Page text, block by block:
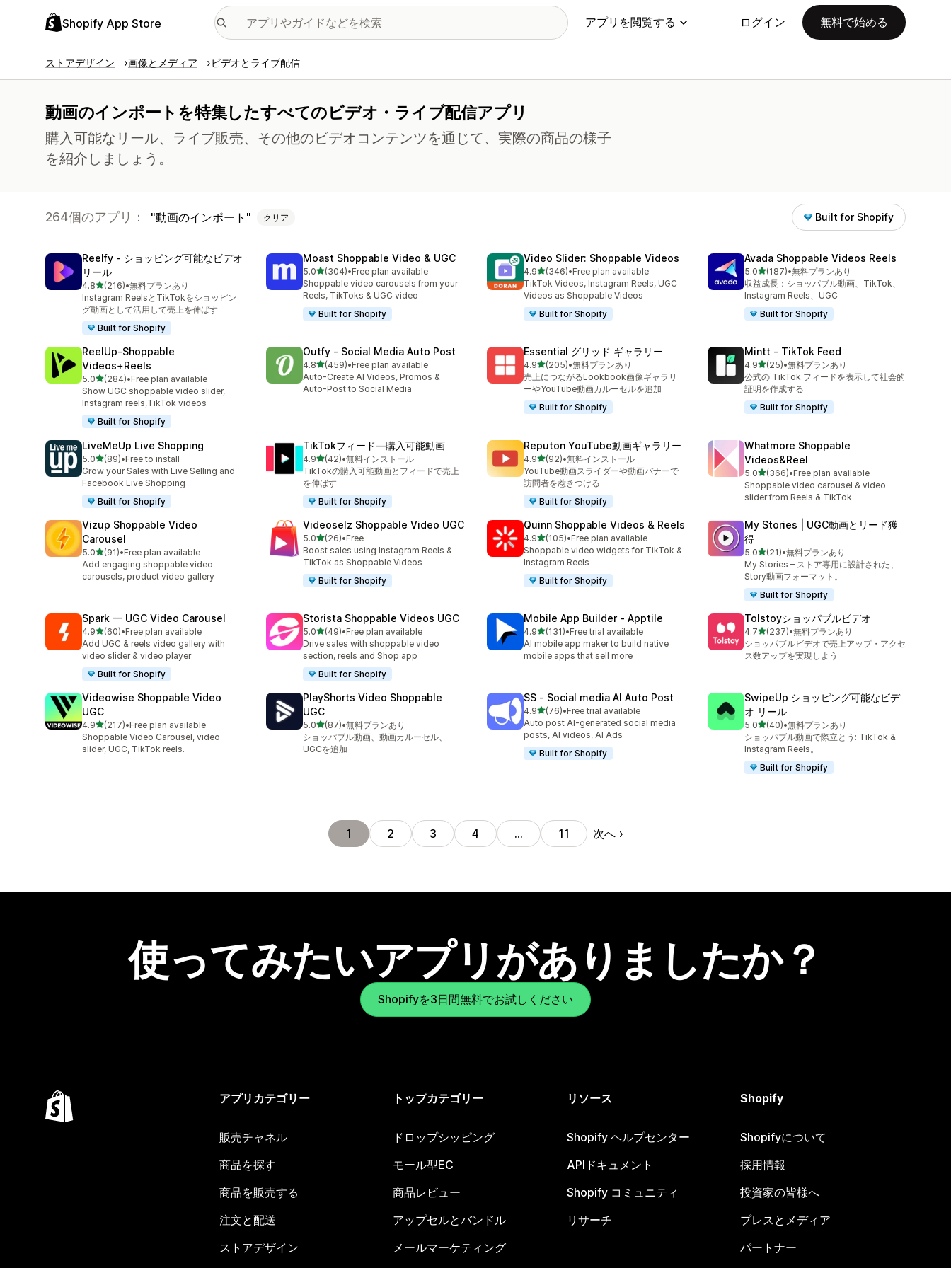
Shopify App Store アプリを閲覧する ログイン 無料で始める
ストアデザイン 画像とメディア ビデオとライブ配信
動画のインポートを特集したすべてのビデオ・ライブ配信アプリ
購入可能なリール、ライブ販売、その他のビデオコンテンツを通じて、実際の商品の様子
を紹介しましょう。
264個のアプリ： 動画のインポート クリア Built for Shopify
Reelfy ‑ ショッピング可能なビデオ
リール
4.85つ星中
(216)
合計レビュー数：216件
•無料プランあり
Instagram ReelsとTikTokをショッピン
グ動画として活用して売上を伸ばす
Built for Shopify
Moast Shoppable Video & UGC
5.05つ星中
(304)
合計レビュー数：304件
•Free plan available
Shoppable video carousels from your
Reels, TikToks & UGC video
Built for Shopify
Video Slider: Shoppable Videos
4.95つ星中
(346)
合計レビュー数：346件
•Free plan available
TikTok Videos, Instagram Reels, UGC
Videos as Shoppable Videos
Built for Shopify
Avada Shoppable Videos Reels
5.05つ星中
(187)
合計レビュー数：187件
•無料プランあり
収益成長：ショッパブル動画、TikTok、
Instagram Reels、UGC
Built for Shopify
ReelUp‑Shoppable
Videos+Reels
5.05つ星中
(284)
合計レビュー数：284件
•Free plan available
Show UGC shoppable video slider,
Instagram reels,TikTok videos
Built for Shopify
Outfy ‑ Social Media Auto Post
4.85つ星中
(459)
合計レビュー数：459件
•Free plan available
Auto-Create AI Videos, Promos &
Auto-Post to Social Media
Essential グリッド ギャラリー
4.95つ星中
(205)
合計レビュー数：205件
•無料プランあり
売上につながるLookbook画像ギャラリ
ーやYouTube動画カルーセルを追加
Built for Shopify
Mintt ‑ TikTok Feed
4.95つ星中
(25)
合計レビュー数：25件
•無料プランあり
公式の TikTok フィードを表示して社会的
証明を作成する
Built for Shopify
LiveMeUp Live Shopping
5.05つ星中
(89)
合計レビュー数：89件
•Free to install
Grow your Sales with Live Selling and
Facebook Live Shopping
Built for Shopify
TikTokフィード—購入可能動画
4.95つ星中
(42)
合計レビュー数：42件
•無料インストール
TikTokの購入可能動画とフィードで売上
を伸ばす
Built for Shopify
Reputon YouTube動画ギャラリー
4.95つ星中
(92)
合計レビュー数：92件
•無料インストール
YouTube動画スライダーや動画バナーで
訪問者を惹きつける
Built for Shopify
Whatmore Shoppable
Videos&Reel
5.05つ星中
(366)
合計レビュー数：366件
•Free plan available
Shoppable video carousel & video
slider from Reels & TikTok
Vizup Shoppable Video
Carousel
5.05つ星中
(91)
合計レビュー数：91件
•Free plan available
Add engaging shoppable video
carousels, product video gallery
Videoselz Shoppable Video UGC
5.05つ星中
(26)
合計レビュー数：26件
•Free
Boost sales using Instagram Reels &
TikTok as Shoppable Videos
Built for Shopify
Quinn Shoppable Videos & Reels
4.95つ星中
(105)
合計レビュー数：105件
•Free plan available
Shoppable video widgets for TikTok &
Instagram Reels
Built for Shopify
My Stories | UGC動画とリード獲
得
5.05つ星中
(21)
合計レビュー数：21件
•無料プランあり
My Stories – ストア専用に設計された、
Story動画フォーマット。
Built for Shopify
Spark — UGC Video Carousel
4.95つ星中
(60)
合計レビュー数：60件
•Free plan available
Add UGC & reels video gallery with
video slider & video player
Built for Shopify
Storista Shoppable Videos UGC
5.05つ星中
(49)
合計レビュー数：49件
•Free plan available
Drive sales with shoppable video
section, reels and Shop app
Built for Shopify
Mobile App Builder ‑ Apptile
4.95つ星中
(131)
合計レビュー数：131件
•Free trial available
AI mobile app maker to build native
mobile apps that sell more
Tolstoyショッパブルビデオ
4.75つ星中
(237)
合計レビュー数：237件
•無料プランあり
ショッパブルビデオで売上アップ・アクセ
ス数アップを実現しよう
Videowise Shoppable Video
UGC
4.95つ星中
(217)
合計レビュー数：217件
•Free plan available
Shoppable Video Carousel, video
slider, UGC, TikTok reels.
PlayShorts Video Shoppable
UGC
5.05つ星中
(87)
合計レビュー数：87件
•無料プランあり
ショッパブル動画、動画カルーセル、
UGCを追加
SS ‑ Social media AI Auto Post
4.95つ星中
(76)
合計レビュー数：76件
•Free trial available
Auto post AI-generated social media
posts, AI videos, AI Ads
Built for Shopify
SwipeUp ショッピング可能なビデ
オ リール
5.05つ星中
(40)
合計レビュー数：40件
•無料プランあり
ショッパブル動画で際立とう: TikTok &
Instagram Reels。
Built for Shopify
1 2 3 4 … 11 次へ
使ってみたいアプリがありましたか？
Shopifyを3日間無料でお試しください
アプリカテゴリー
販売チャネル
商品を探す
商品を販売する
注文と配送
ストアデザイン
トップカテゴリー
ドロップシッピング
モール型EC
商品レビュー
アップセルとバンドル
メールマーケティング
リソース
Shopify ヘルプセンター
APIドキュメント
Shopify コミュニティ
リサーチ
Shopify
Shopifyについて
採用情報
投資家の皆様へ
プレスとメディア
パートナー